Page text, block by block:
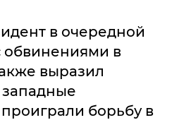
в очередной
обвинениями в
выразил
западные
проиграли борьбу в